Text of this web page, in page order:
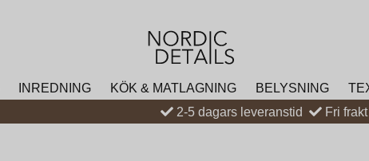
INREDNING KÖK & MATLAGNING BELYSNING
2-5 dagars leveranstid Fri